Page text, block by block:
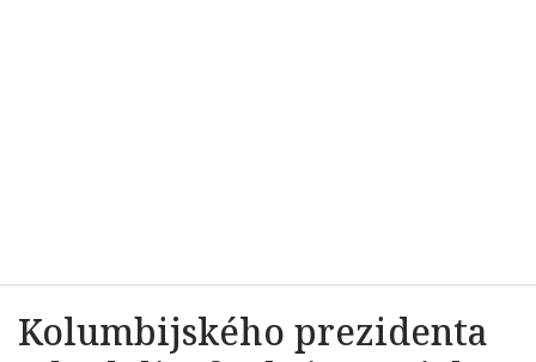
Kolumbijského prezidenta